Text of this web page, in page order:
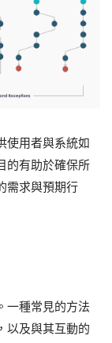
使用者與系統如
的有助於確保所
需求與預期行
一種常見的方法
以及與其互動的